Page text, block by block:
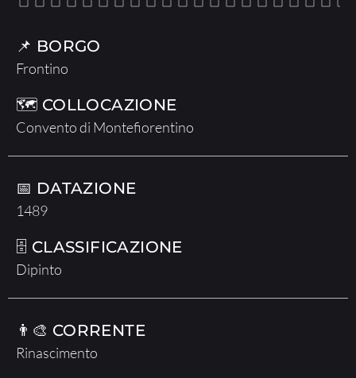
📌 BORGO
Frontino
🗺 COLLOCAZIONE
Convento di Montefiorentino
📅 DATAZIONE
1489
🗄 CLASSIFICAZIONE
Dipinto
👨‍🎨 CORRENTE
Rinascimento